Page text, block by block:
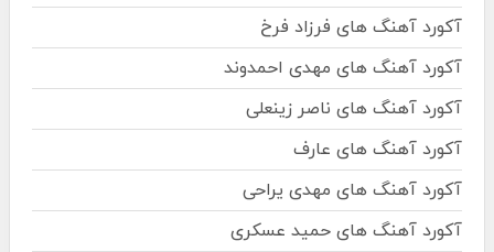
آکورد آهنگ های فرزاد فرخ
آکورد آهنگ های مهدی احمدوند
آکورد آهنگ های ناصر زینعلی
آکورد آهنگ های عارف
آکورد آهنگ های مهدی یراحی
آکورد آهنگ های حمید عسکری